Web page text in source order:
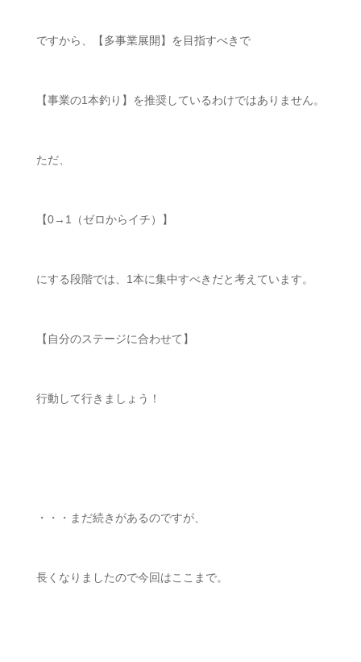
ですから、【多事業展開】を目指すべきで
【事業の1本釣り】を推奨しているわけではありません。
ただ、
【0→1 （ゼロからイチ）】
にする段階では、 1本に集中すべきだと考えています。
【自分のステージに合わせて】
行動して行きましょう！
・・・まだ続きがあるのですが、
長くなりましたので今回はここまで。